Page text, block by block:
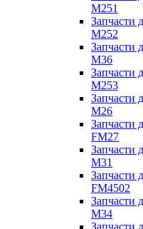
M251
Запчасти
M252
Запчасти
M36
Запчасти
M253
Запчасти
M26
Запчасти
FM27
Запчасти
M31
Запчасти
FM4502
Запчасти
M34
Запчасти